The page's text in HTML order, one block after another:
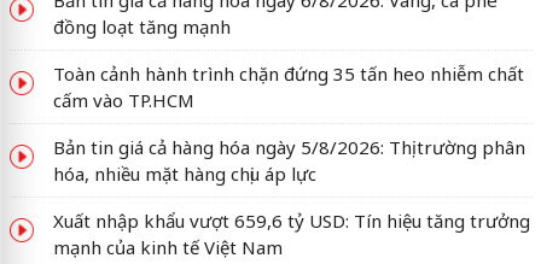
đồng loạt tăng mạnh
Toàn cảnh hành trình chặn đứng 35 tấn heo nhiễm chất
cấm vào TP.HCM
Bản tin giá cả hàng hóa ngày 5/8/2026: Thị trường phân
hóa, nhiều mặt hàng chịu áp lực
Xuất nhập khẩu vượt 659,6 tỷ USD: Tín hiệu tăng trưởng
mạnh của kinh tế Việt Nam